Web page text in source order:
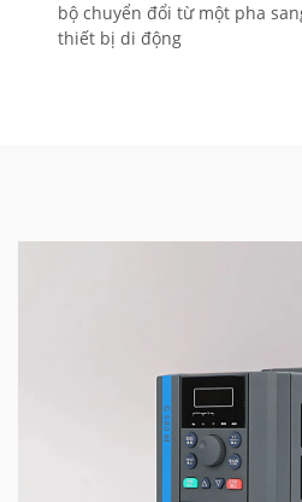
bộ chuyển đổi từ một pha
thiết bị di động